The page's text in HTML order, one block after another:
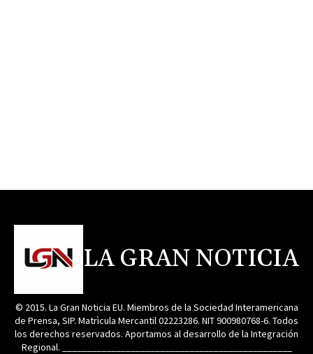
LA GRAN NOTICIA
© 2015. La Gran Noticia EU. Miembros de la Sociedad Interamericana
de Prensa, SIP. Matrìcula Mercantil 02223286. NIT 900980768-6. Todos
los derechos reservados. Aportamos al desarrollo de la Integración
Regional. _______________________________________________